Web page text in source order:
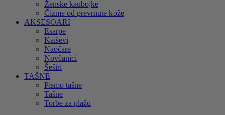
Ženske kaubojke
Čizme od prevrnute kože
AKSESOARI
Esarpe
Kaiševi
Naočare
Novčanici
Šeširi
TAŠNE
Pismo tašne
Tašne
Torbe za plažu